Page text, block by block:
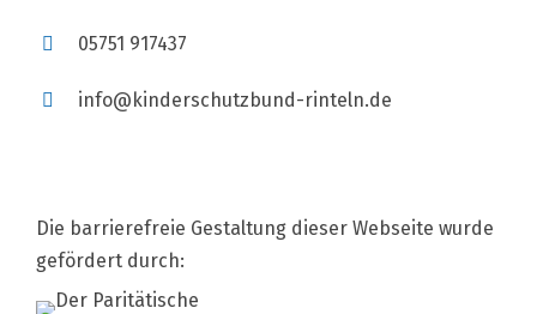
05751 917437
info@kinderschutzbund-rinteln.de
Die barrierefreie Gestaltung dieser Webseite wurde
gefördert durch: